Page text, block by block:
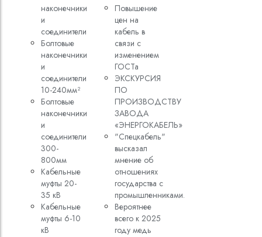
наконечники
и
соединители
Болтовые
наконечники
и
соединители
10-240мм²
Болтовые
наконечники
и
соединители
300-
800мм
Кабельные
муфты 20-
35 кВ
Кабельные
муфты 6-10
кВ
Повышение
цен на
кабель в
связи с
изменением
ГОСТа
ЭКСКУРСИЯ
ПО
ПРОИЗВОДСТВУ
ЗАВОДА
«ЭНЕРГОКАБЕЛЬ»
"Спецкабель"
высказал
мнение об
отношениях
государства с
промышленниками.
Вероятнее
всего к 2025
году медь